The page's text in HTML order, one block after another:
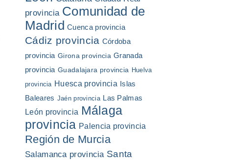
provincia Comunidad de
Madrid Cuenca provincia
Cádiz provincia Córdoba
provincia Girona provincia Granada
provincia Guadalajara provincia Huelva
provincia Huesca provincia Islas
Baleares Jaén provincia Las Palmas
León provincia Málaga
provincia Palencia provincia
Región de Murcia
Salamanca provincia Santa